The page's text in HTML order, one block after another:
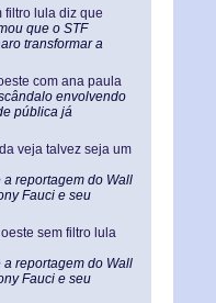
filtro lula diz que
que o STF
transformar a
com ana paula
envolvendo
pública já
veja talvez seja um
a reportagem do Wall
Fauci e seu
sem filtro lula
a reportagem do Wall
Fauci e seu